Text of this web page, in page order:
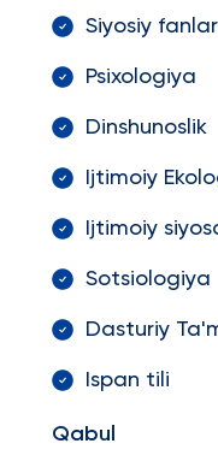
Siyosiy fanlar
Psixologiya
Dinshunoslik
Ijtimoiy
Ijtimoiy
Sotsiologiya
Dasturiy
Ispan tili
Qabul